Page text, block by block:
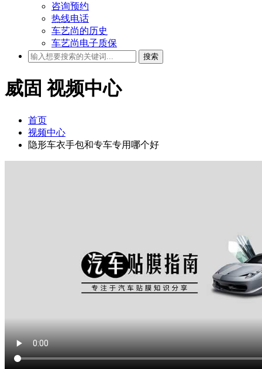
咨询预约
热线电话
车艺尚的历史
车艺尚电子质保
搜索
威固 视频中心
首页
视频中心
隐形车衣手包和专车专用哪个好